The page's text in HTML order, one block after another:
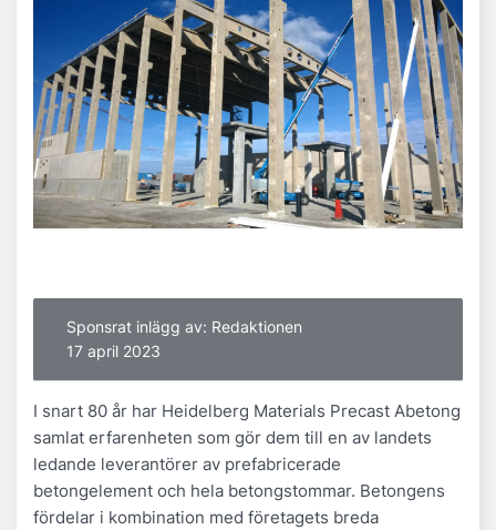
Sponsrat inlägg av: Redaktionen
17 april 2023
I snart 80 år har Heidelberg Materials Precast Abetong
samlat erfarenheten som gör dem till en av landets
ledande leverantörer av prefabricerade
betongelement och hela betongstommar. Betongens
fördelar i kombination med företagets breda